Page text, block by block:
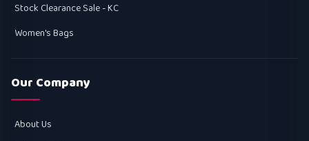
Stock Clearance Sale - KC
Women's Bags
Our Company
About Us